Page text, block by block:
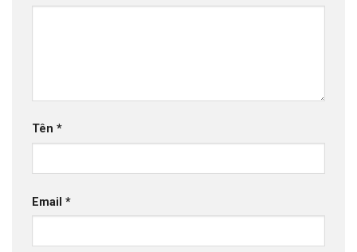
Tên *
Email *